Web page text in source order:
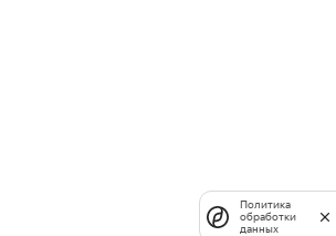
Политика
обработки
данных